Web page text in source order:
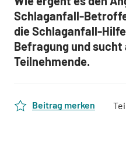
Schlaganfall-
die Schlaganfall-
Befragung und
Teilnehmende.
Beitrag merken